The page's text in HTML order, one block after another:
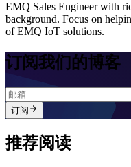
EMQ Sales Engineer with
background. Focus on
of EMQ IoT solutions.
订阅我们的博客
订阅
推荐阅读